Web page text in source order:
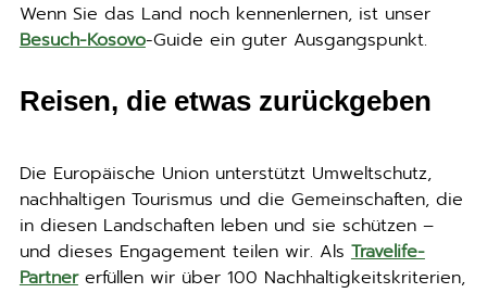
Wenn Sie das Land noch kennenlernen, ist unser
Besuch-Kosovo-Guide ein guter Ausgangspunkt.
Reisen, die etwas zurückgeben
Die Europäische Union unterstützt Umweltschutz,
nachhaltigen Tourismus und die Gemeinschaften, die
in diesen Landschaften leben und sie schützen –
und dieses Engagement teilen wir. Als Travelife-
Partnererfüllen wir über 100 Nachhaltigkeitskriterien,